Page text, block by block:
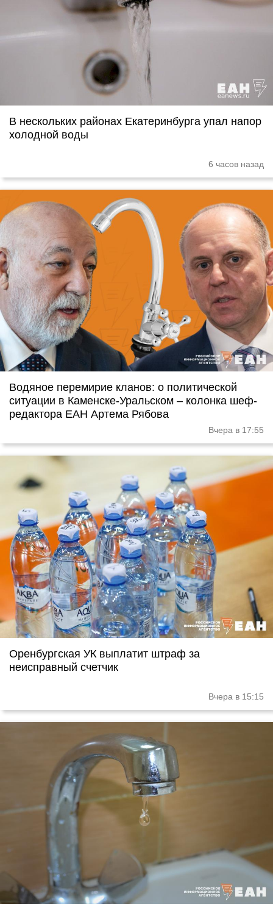
В нескольких районах Екатеринбурга упал напор
холодной воды
6 часов назад
Водяное перемирие кланов: о политической
ситуации в Каменске-Уральском – колонка шеф-
редактора ЕАН Артема Рябова
Вчера в 17:55
Оренбургская УК выплатит штраф за
неисправный счетчик
Вчера в 15:15